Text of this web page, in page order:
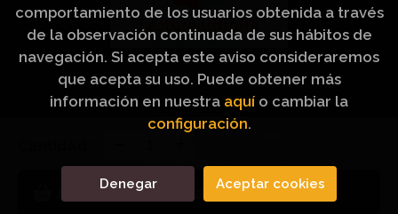
Añadir a mi cesta
Artículos Religiosos Peinado
comportamiento de los usuarios obtenida a través
de la observación continuada de sus hábitos de
navegación. Si acepta este aviso consideraremos
que acepta su uso. Puede obtener más
información en nuestra aquí o cambiar la
configuración.
Denegar Aceptar cookies